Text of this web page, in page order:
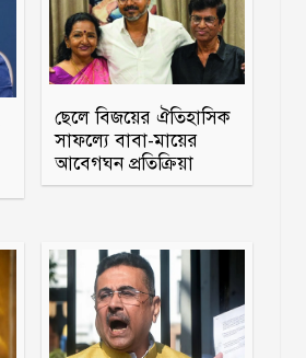
ছেলে বিজয়ের ঐতিহাসিক
সাফল্যে বাবা-মায়ের
আবেগঘন প্রতিক্রিয়া